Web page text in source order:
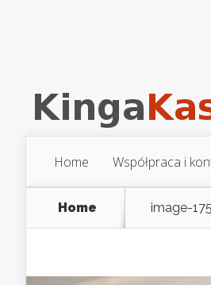
Home Współpraca i
Home image-